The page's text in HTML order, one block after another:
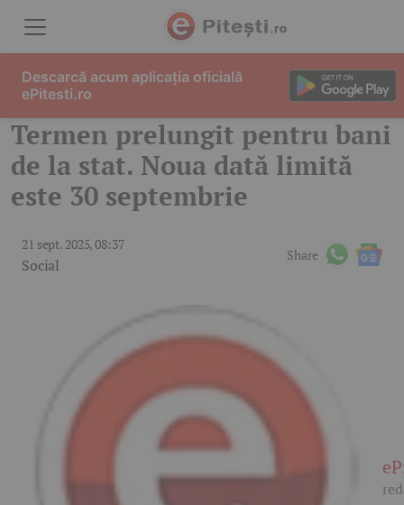
Termen prelungit pentru bani
de la stat. Noua dată limită
este 30 septembrie
21 sept. 2025, 08:37
Social
Share
Descarcă acum aplicația oficială
ePitesti.ro